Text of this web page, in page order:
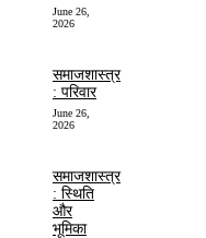
June 26,
2026
समाजशास्त्र
: परिवार
June 26,
2026
समाजशास्त्र
: स्थिति
और
भूमिका